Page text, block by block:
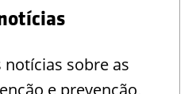
sobre as
e prevenção,